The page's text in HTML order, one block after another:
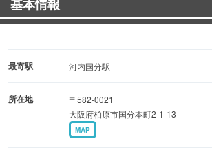
基本情報
最寄駅 河内国分駅
所在地
〒582-0021
大阪府柏原市国分本町2-1-13
MAP